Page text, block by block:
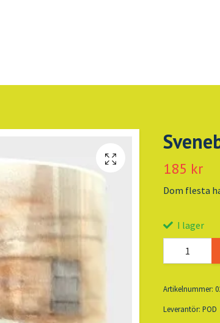
185 kr
Dom flesta
I lager
Artikelnummer:
Leverantör: POD